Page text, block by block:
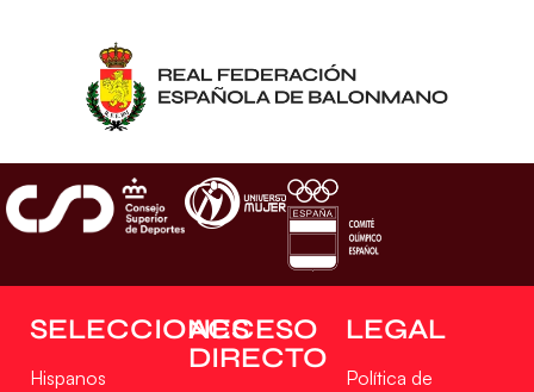
SELECCIONES
Hispanos
ACCESO
DIRECTO
LEGAL
Política de